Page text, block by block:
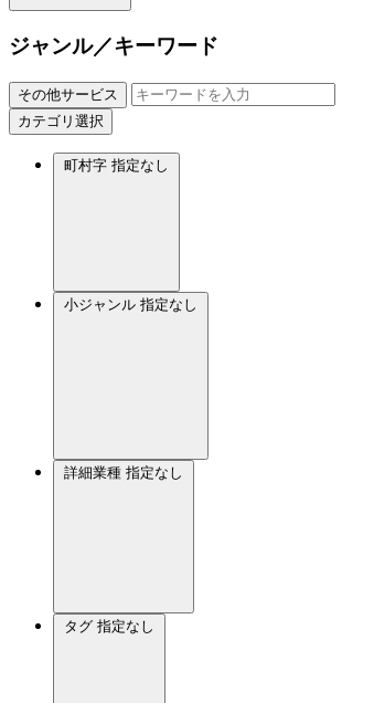
ジャンル／キーワード
その他サービス
カテゴリ選択
町村字 指定なし
小ジャンル 指定なし
詳細業種 指定なし
タグ 指定なし